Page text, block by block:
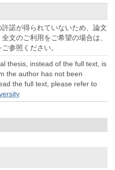
諾が得られていないため、論文
文のご利用をご希望の場合は、
ご参照ください。
thesis, instead of the full text, is
the author has not been
the full text, please refer to
.